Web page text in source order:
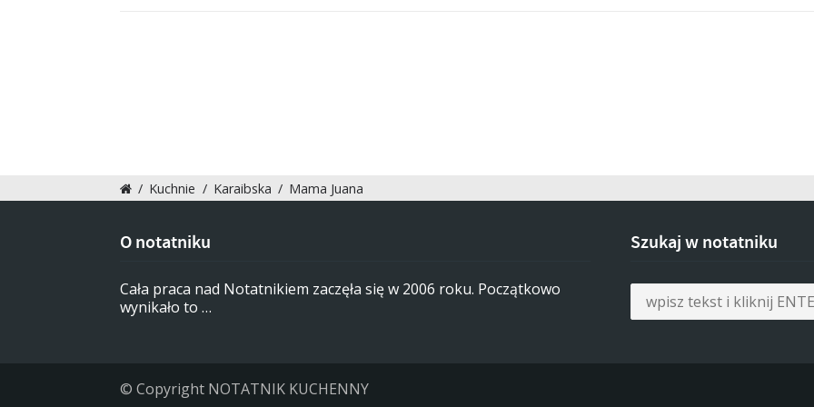
/ Kuchnie / Karaibska / Mama Juana
O notatniku
Cała praca nad Notatnikiem zaczęła się w 2006 roku. Początkowo
wynikało to …
Szukaj w notatniku
© Copyright NOTATNIK KUCHENNY